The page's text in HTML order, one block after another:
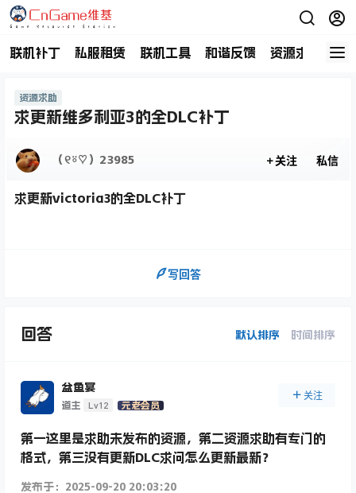
联机补丁 私服租赁 联机工具 和谐反馈 资源求助 商
资源求助
求更新维多利亚3的全DLC补丁
（୧⍤♡）23985 关注 私信
求更新victoria3的全DLC补丁
写回答
回答 默认排序 时间排序
盆鱼宴
道主 Lv12 元老会员
关注
第一这里是求助未发布的资源，第二资源求助有专门的
格式，第三没有更新DLC求问怎么更新最新？
发布于： 2025-09-20 20:03:20